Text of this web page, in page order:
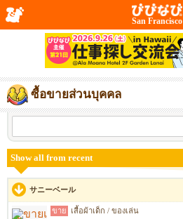
San Francisco
ซื้อขายส่วนบุคคล
Show all from recent
サニーベール
ขาย เสื้อผ้าเด็ก / ของเล่น